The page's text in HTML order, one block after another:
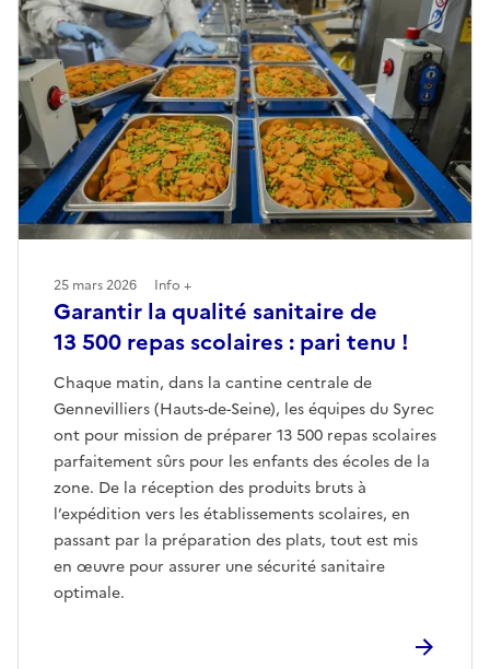
Garantir la qualité sanitaire de
13 500 repas scolaires : pari tenu !
Chaque matin, dans la cantine centrale de
Gennevilliers (Hauts-de-Seine), les équipes du Syrec
ont pour mission de préparer 13 500 repas scolaires
parfaitement sûrs pour les enfants des écoles de la
zone. De la réception des produits bruts à
l’expédition vers les établissements scolaires, en
passant par la préparation des plats, tout est mis
en œuvre pour assurer une sécurité sanitaire
optimale.
25 mars 2026 Info +